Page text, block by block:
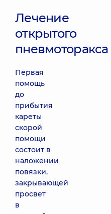
Лечение
открытого
пневмоторакса
Первая
помощь
до
прибытия
кареты
скорой
помощи
состоит в
наложении
повязки,
закрывающей
просвет
в